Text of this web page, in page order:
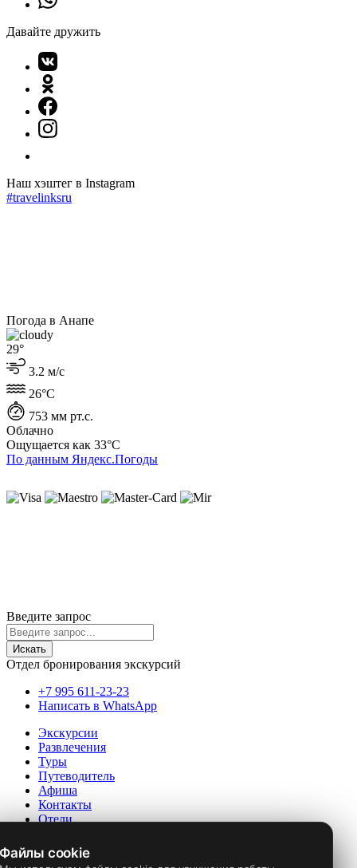
Давайте дружить
Наш хэштег в Instagram
#travelinksru
Погода в Анапе
29°
3.2 м/с
26°C
753 мм рт.с.
Облачно
Ощущается как 33°C
По данным Яндекс.Погоды
Введите запрос
Искать
Отдел бронирования экскурсий
+7 995 611-23-23
Написать в WhatsApp
Экскурсии
Развлечения
Туры
Путеводитель
Афиша
Контакты
Отели
Файлы cookie